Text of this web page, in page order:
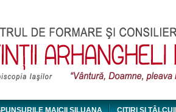
MAICII SILUANA CITIRI ȘI